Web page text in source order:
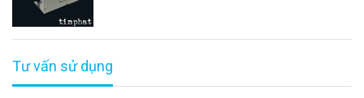
Tư vấn sử dụng